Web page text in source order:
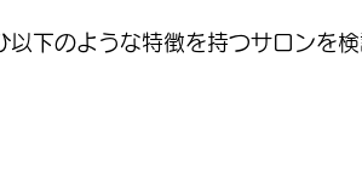
下のような特徴を持つサロンを